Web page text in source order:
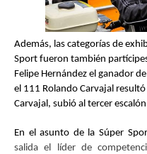
Además, las categorías de
Sport fueron también
Felipe Hernández el ganador
el 111 Rolando Carvajal
Carvajal, subió al tercer
En el asunto de la Súper
salida el líder de